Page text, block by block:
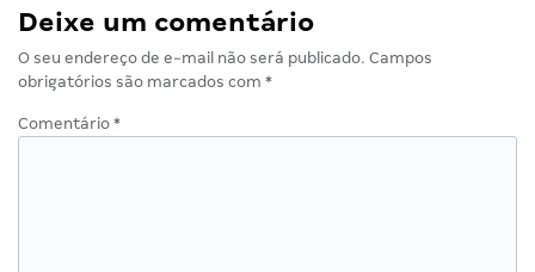
Deixe um comentário
O seu endereço de e-mail não será publicado. Campos
obrigatórios são marcados com *
Comentário *